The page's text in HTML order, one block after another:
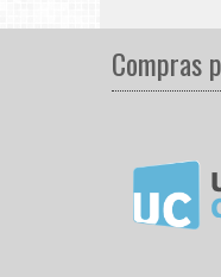
Compras